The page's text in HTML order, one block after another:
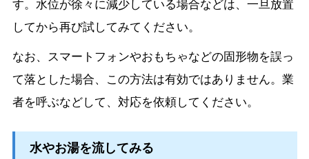
す。水位が徐々に減少している場合などは、一旦放置
してから再び試してみてください。
なお、スマートフォンやおもちゃなどの固形物を誤っ
て落とした場合、この方法は有効ではありません。業
者を呼ぶなどして、対応を依頼してください。
水やお湯を流してみる